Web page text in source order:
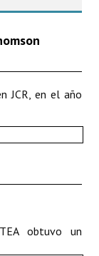
JCR, en el año
obtuvo un